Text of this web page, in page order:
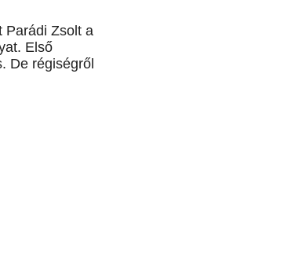
Parádi Zsolt a
Első
De régiségről